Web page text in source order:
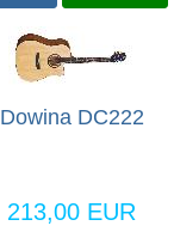
Dowina DC222
213,00 EUR